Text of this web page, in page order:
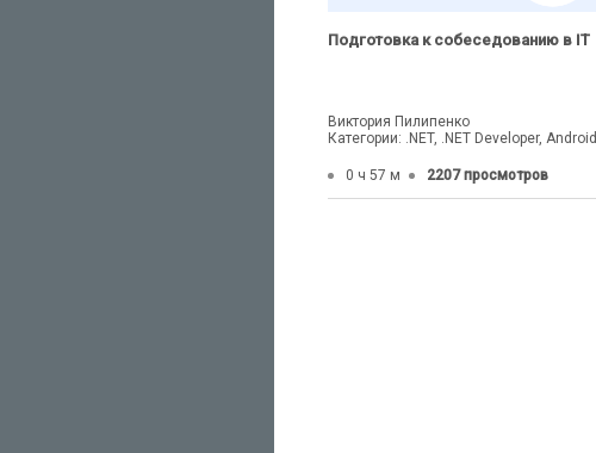
Подготовка к собеседованию в IT
Виктория Пилипенко
Категории: .NET, .NET Developer, Android
0 ч 57 м 2207 просмотров